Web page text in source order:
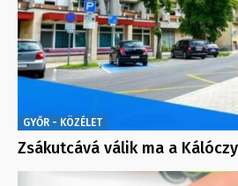
GYŐR - KÖZÉLET
Zsákutcává válik ma a